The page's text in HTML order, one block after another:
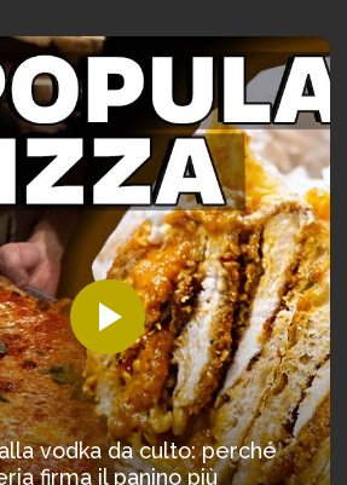
vodka da culto: perché
firma il panino più